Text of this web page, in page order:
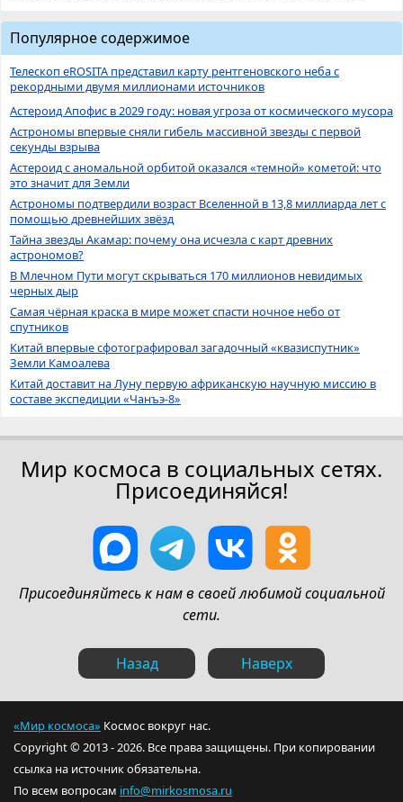
Популярное содержимое
Телескоп eROSITA представил карту рентгеновского неба с
рекордными двумя миллионами источников
Астероид Апофис в 2029 году: новая угроза от космического мусора
Астрономы впервые сняли гибель массивной звезды с первой
секунды взрыва
Астероид с аномальной орбитой оказался «темной» кометой: что
это значит для Земли
Астрономы подтвердили возраст Вселенной в 13,8 миллиарда лет с
помощью древнейших звёзд
Тайна звезды Акамар: почему она исчезла с карт древних
астрономов?
В Млечном Пути могут скрываться 170 миллионов невидимых
черных дыр
Самая чёрная краска в мире может спасти ночное небо от
спутников
Китай впервые сфотографировал загадочный «квазиспутник»
Земли Камоалева
Китай доставит на Луну первую африканскую научную миссию в
составе экспедиции «Чанъэ-8»
Мир космоса в социальных сетях.
Присоединяйся!
Присоединяйтесь к нам в своей любимой социальной
сети.
Назад Наверх
«Мир космоса» Космос вокруг нас.
Copyright © 2013 - 2026. Все права защищены. При копировании
ссылка на источник обязательна.
По всем вопросам info@mirkosmosa.ru